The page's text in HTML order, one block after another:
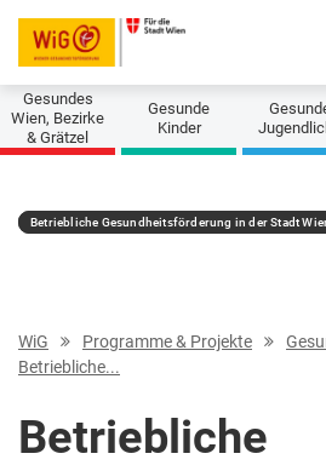
Navigation überspringen
Gesundes
Wien, Bezirke
& Grätzel
Gesunde
Kinder
Betriebliche Gesundheitsförderung in der Stadt
WiG Programme & Projekte
Betriebliche...
Betriebliche